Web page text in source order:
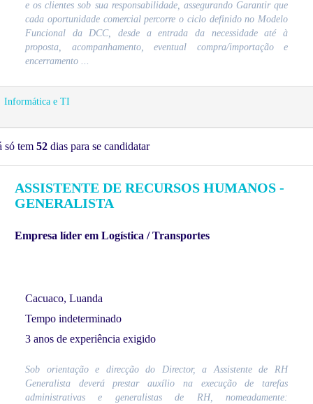
e os clientes sob sua responsabilidade, assegurando Garantir que
cada oportunidade comercial percorre o ciclo definido no Modelo
Funcional da DCC, desde a entrada da necessidade até à
proposta, acompanhamento, eventual compra/importação e
encerramento ...
Informática e TI
só tem 52 dias para se candidatar
ASSISTENTE DE RECURSOS HUMANOS -
GENERALISTA
Empresa líder em Logística / Transportes
Cacuaco, Luanda
Tempo indeterminado
3 anos de experiência exigido
Sob orientação e direcção do Director, a Assistente de RH
Generalista deverá prestar auxílio na execução de tarefas
administrativas e generalistas de RH, nomeadamente: